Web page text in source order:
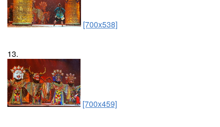
[700x538]
13.
[700x459]